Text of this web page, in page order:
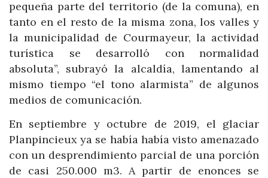
pequeña parte del territorio (de la comuna), en
tanto en el resto de la misma zona, los valles y
la municipalidad de Courmayeur, la actividad
turística se desarrolló con normalidad
absoluta”, subrayó la alcaldía, lamentando al
mismo tiempo “el tono alarmista” de algunos
medios de comunicación.
En septiembre y octubre de 2019, el glaciar
Planpincieux ya se había había visto amenazado
con un desprendimiento parcial de una porción
de casi 250.000 m3. A partir de enonces se